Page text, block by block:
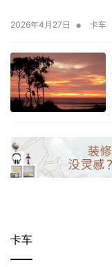
2026年4月27日 • 卡车
卡车